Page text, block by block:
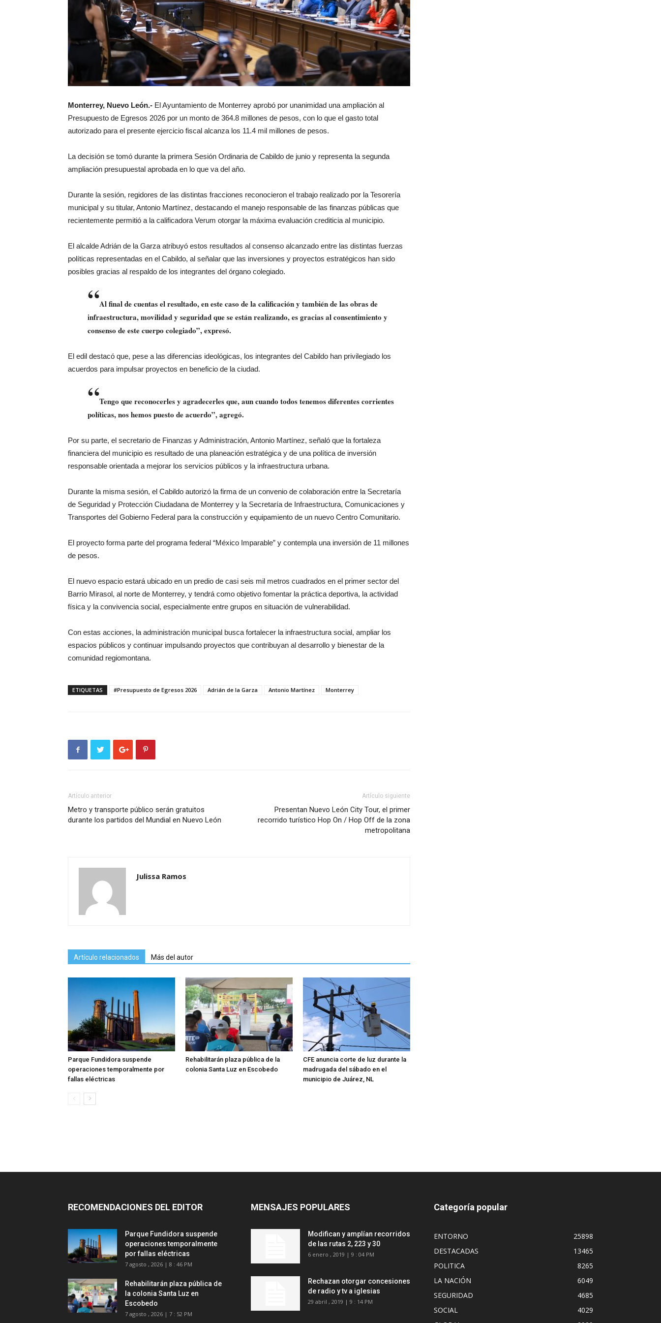
Monterrey, Nuevo León.- El Ayuntamiento de Monterrey aprobó por unanimidad una ampliación al
Presupuesto de Egresos 2026 por un monto de 364.8 millones de pesos, con lo que el gasto total
autorizado para el presente ejercicio fiscal alcanza los 11.4 mil millones de pesos.
La decisión se tomó durante la primera Sesión Ordinaria de Cabildo de junio y representa la segunda
ampliación presupuestal aprobada en lo que va del año.
Durante la sesión, regidores de las distintas fracciones reconocieron el trabajo realizado por la Tesorería
municipal y su titular, Antonio Martínez, destacando el manejo responsable de las finanzas públicas que
recientemente permitió a la calificadora Verum otorgar la máxima evaluación crediticia al municipio.
El alcalde Adrián de la Garza atribuyó estos resultados al consenso alcanzado entre las distintas fuerzas
políticas representadas en el Cabildo, al señalar que las inversiones y proyectos estratégicos han sido
posibles gracias al respaldo de los integrantes del órgano colegiado.
“Al final de cuentas el resultado, en este caso de la calificación y también de las obras de
infraestructura, movilidad y seguridad que se están realizando, es gracias al consentimiento y
consenso de este cuerpo colegiado”, expresó.
El edil destacó que, pese a las diferencias ideológicas, los integrantes del Cabildo han privilegiado los
acuerdos para impulsar proyectos en beneficio de la ciudad.
“Tengo que reconocerles y agradecerles que, aun cuando todos tenemos diferentes corrientes
políticas, nos hemos puesto de acuerdo”, agregó.
Por su parte, el secretario de Finanzas y Administración, Antonio Martínez, señaló que la fortaleza
financiera del municipio es resultado de una planeación estratégica y de una política de inversión
responsable orientada a mejorar los servicios públicos y la infraestructura urbana.
Durante la misma sesión, el Cabildo autorizó la firma de un convenio de colaboración entre la Secretaría
de Seguridad y Protección Ciudadana de Monterrey y la Secretaría de Infraestructura, Comunicaciones y
Transportes del Gobierno Federal para la construcción y equipamiento de un nuevo Centro Comunitario.
El proyecto forma parte del programa federal “México Imparable” y contempla una inversión de 11 millones
de pesos.
El nuevo espacio estará ubicado en un predio de casi seis mil metros cuadrados en el primer sector del
Barrio Mirasol, al norte de Monterrey, y tendrá como objetivo fomentar la práctica deportiva, la actividad
física y la convivencia social, especialmente entre grupos en situación de vulnerabilidad.
Con estas acciones, la administración municipal busca fortalecer la infraestructura social, ampliar los
espacios públicos y continuar impulsando proyectos que contribuyan al desarrollo y bienestar de la
comunidad regiomontana.
ETIQUETAS #Presupuesto de Egresos 2026 Adrián de la Garza Antonio Martínez Monterrey
Artículo anterior
Metro y transporte público serán gratuitos
durante los partidos del Mundial en Nuevo León
Artículo siguiente
Presentan Nuevo León City Tour, el primer
recorrido turístico Hop On / Hop Off de la zona
metropolitana
Julissa Ramos
Artículo relacionados Más del autor
Parque Fundidora suspende
operaciones temporalmente por
fallas eléctricas
Rehabilitarán plaza pública de la
colonia Santa Luz en Escobedo
CFE anuncia corte de luz durante la
madrugada del sábado en el
municipio de Juárez, NL
RECOMENDACIONES DEL EDITOR
Parque Fundidora suspende
operaciones temporalmente
por fallas eléctricas
7 agosto , 2026 | 8 : 46 PM
Rehabilitarán plaza pública de
la colonia Santa Luz en
Escobedo
7 agosto , 2026 | 7 : 52 PM
MENSAJES POPULARES
Modifican y amplían recorridos
de las rutas 2, 223 y 30
6 enero , 2019 | 9 : 04 PM
Rechazan otorgar concesiones
de radio y tv a iglesias
29 abril , 2019 | 9 : 14 PM
Categoría popular
ENTORNO
25898
DESTACADAS
13465
POLITICA
8265
LA NACIÓN
6049
SEGURIDAD
4685
SOCIAL
4029